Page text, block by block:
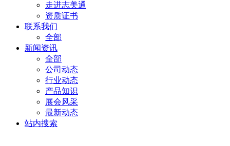
走进志美通
资质证书
联系我们
全部
新闻资讯
全部
公司动态
行业动态
产品知识
展会风采
最新动态
站内搜索